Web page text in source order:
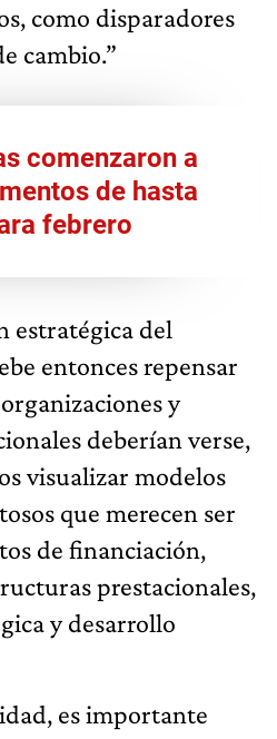
como disparadores
cambio.”
comenzaron a
de hasta
febrero
estratégica del
entonces repensar
y
deberían verse,
visualizar modelos
que merecen ser
de financiación,
prestacionales,
y desarrollo
es importante